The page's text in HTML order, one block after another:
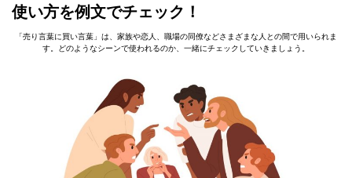
使い方を例文でチェック！
「売り言葉に買い言葉」は、家族や恋人、職場の同僚などさまざまな人との間で用いられま
す。どのようなシーンで使われるのか、一緒にチェックしていきましょう。